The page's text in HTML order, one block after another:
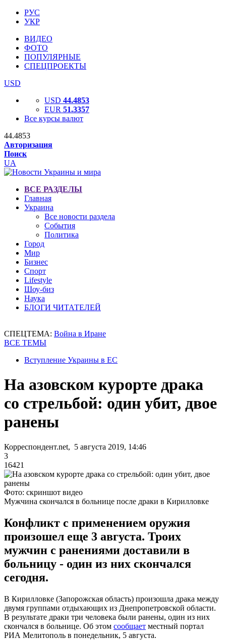
РУС
УКР
ВИДЕО
ФОТО
ПОПУЛЯРНЫЕ
СПЕЦПРОЕКТЫ
USD
USD 44.4853
EUR 51.3357
Все курсы валют
44.4853
Авторизация
Поиск
UA
ВСЕ РАЗДЕЛЫ
Главная
Украина
Все новости раздела
События
Политика
Город
Мир
Бизнес
Спорт
Lifestyle
Шоу-биз
Наука
БЛОГИ ЧИТАТЕЛЕЙ
СПЕЦТЕМА: Война в Иране
ВСЕ ТЕМЫ
Вступление Украины в ЕС
На азовском курорте драка
со стрельбой: один убит, двое
ранены
Корреспондент.net, 5 августа 2019, 14:46
3
16421
Фото: скриншот видео
Мужчина скончался в больнице после драки в Кирилловке
Конфликт с применением оружия
произошел еще 3 августа. Троих
мужчин с ранениями доставили в
больницу - один из них скончался
сегодня.
В Кирилловке (Запорожская область) произошла драка между
двумя группами отдыхающих из Днепропетровской области.
В результате драки три человека были ранены, один из них
скончался в больнице. Об этом сообщает местный портал
РИА Мелитополь в понедельник, 5 августа.